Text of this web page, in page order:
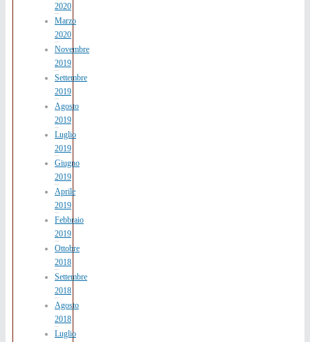
2020
Marzo
2020
Novembre
2019
Settembre
2019
Agosto
2019
Luglio
2019
Giugno
2019
Aprile
2019
Febbraio
2019
Ottobre
2018
Settembre
2018
Agosto
2018
Luglio